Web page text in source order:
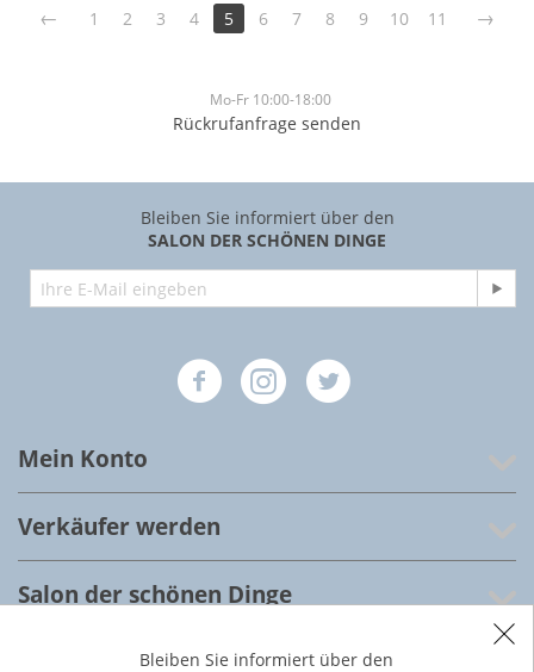
1 2 3 4 5 6 7 8 9 10 11
Mo-Fr 10:00-18:00
Rückrufanfrage senden
Bleiben Sie informiert über den
SALON DER SCHÖNEN DINGE
Mein Konto
Verkäufer werden
Salon der schönen Dinge
KundenserviceBleiben Sie informiert über den